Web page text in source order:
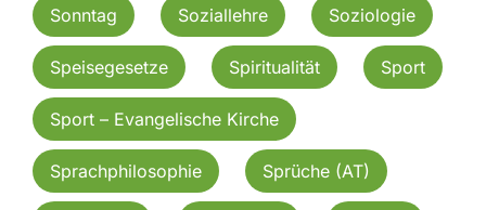
Sonntag Soziallehre Soziologie
Speisegesetze Spiritualität Sport
Sport – Evangelische Kirche
Sprachphilosophie Sprüche (AT)